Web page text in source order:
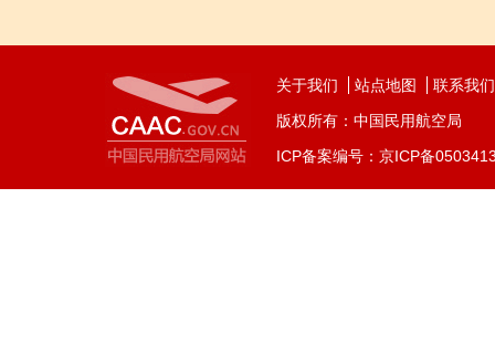
关于我们 站点地图
联系我们
版权所有：中国民用航空局
ICP备案编号：京ICP备